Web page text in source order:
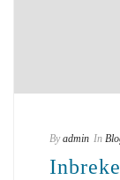
By admin In